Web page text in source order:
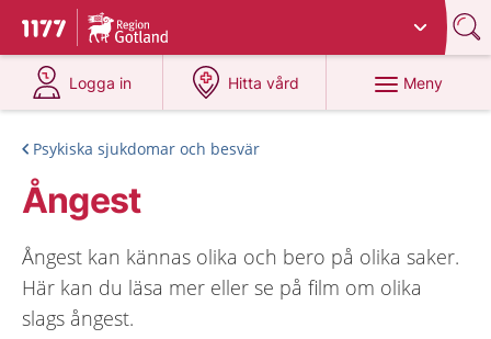
Till startsidan för 1177
Du har valt region
Logga in
på 1177.se
Hitta vård
på 1177.se
Meny
Psykiska sjukdomar och besvär
Ångest
Ångest kan kännas olika och bero på olika saker.
Här kan du läsa mer eller se på film om olika
slags ångest.